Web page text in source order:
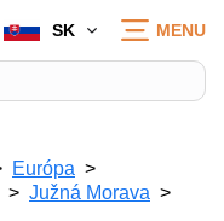
SK MENU
Európa
Južná Morava